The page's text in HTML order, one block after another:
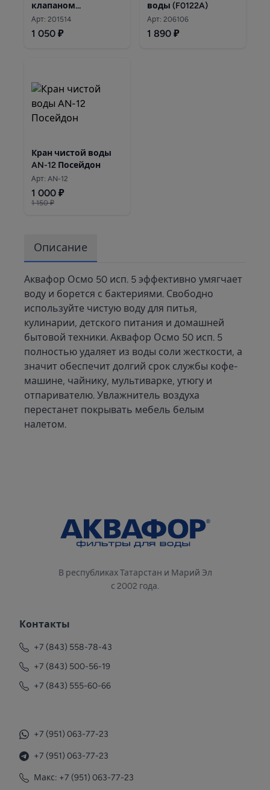
клапаном
1/2"х1/2"х1/4"(узел
подключения к
Арт: 201514
1 050 ₽
воды (F0122A)
Арт: 206106
1 890 ₽
Кран чистой воды
AN-12 Посейдон
Арт: AN-12
1 000 ₽
1 150 ₽
Описание
Аквафор Осмо 50 исп. 5 эффективно умягчает
воду и борется с бактериями. Свободно
используйте чистую воду для питья,
кулинарии, детского питания и домашней
бытовой техники. Аквафор Осмо 50 исп. 5
полностью удаляет из воды соли жесткости, а
значит обеспечит долгий срок службы кофе-
машине, чайнику, мультиварке, утюгу и
отпаривателю. Увлажнитель воздуха
перестанет покрывать мебель белым
налетом.
В республиках Татарстан и Марий Эл
с 2002 года.
Контакты
+7 (843) 558-78-43
+7 (843) 500-56-19
+7 (843) 555-60-66
+7 (951) 063-77-23
+7 (951) 063-77-23
Макс: +7 (951) 063-77-23